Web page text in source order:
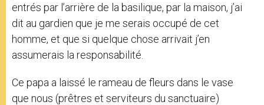
entrés par l’arrière de la basilique, par la maison, j’ai
dit au gardien que je me serais occupé de cet
homme, et que si quelque chose arrivait j’en
assumerais la responsabilité.
Ce papa a laissé le rameau de fleurs dans le vase
que nous (prêtres et serviteurs du sanctuaire)